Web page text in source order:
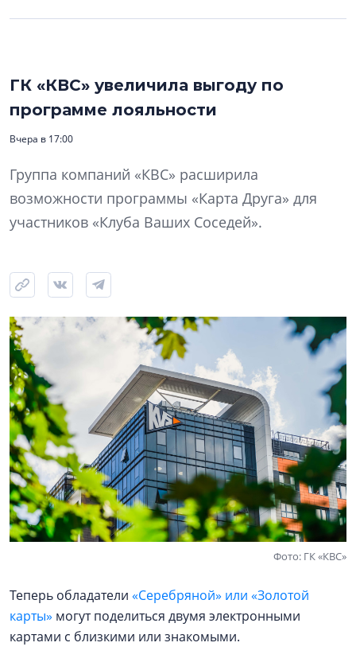
ГК «КВС» увеличила выгоду по
программе лояльности
Вчера в 17:00
Группа компаний «КВС» расширила
возможности программы «Карта Друга» для
участников «Клуба Ваших Соседей».
Фото: ГК «КВС»
Теперь обладатели «Серебряной» или «Золотой
карты» могут поделиться двумя электронными
картами с близкими или знакомыми.